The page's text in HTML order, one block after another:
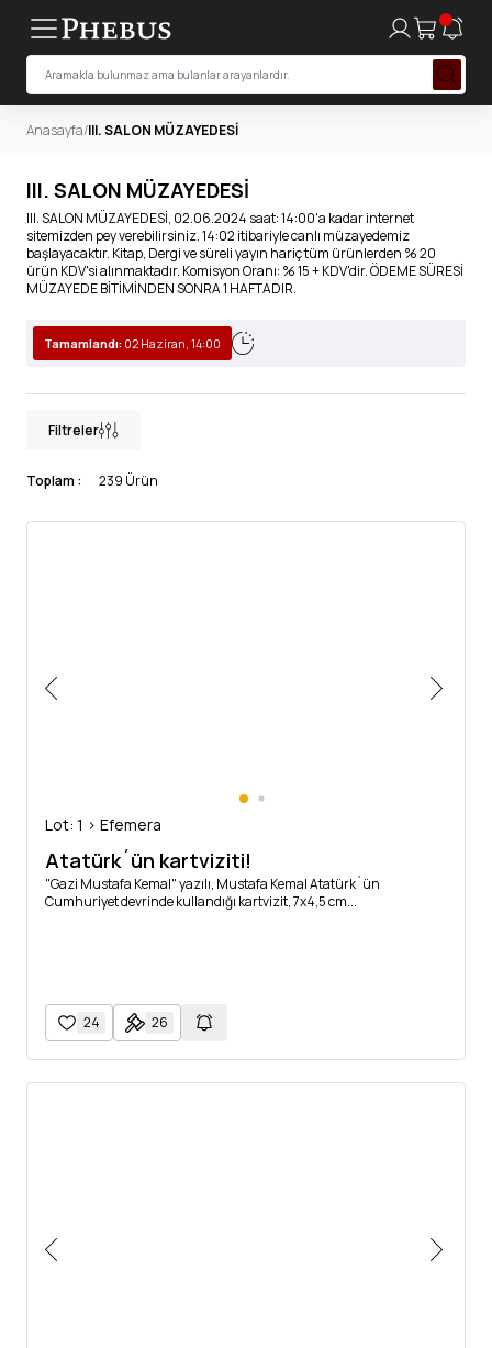
Anasayfa/III. SALON MÜZAYEDESİ
III. SALON MÜZAYEDESİ
III. SALON MÜZAYEDESİ, 02.06.2024 saat: 14:00'a kadar internet
sitemizden pey verebilirsiniz. 14:02 itibariyle canlı müzayedemiz
başlayacaktır. Kitap, Dergi ve süreli yayın hariç tüm ürünlerden % 20
ürün KDV'si alınmaktadır. Komisyon Oranı: % 15 + KDV'dir. ÖDEME SÜRESİ
MÜZAYEDE BİTİMİNDEN SONRA 1 HAFTADIR.
Tamamlandı: 02 Haziran, 14:00
Filtreler
Toplam : 239 Ürün
Lot: 1 > Efemera
Atatürk´ün kartviziti!
"Gazi Mustafa Kemal" yazılı, Mustafa Kemal Atatürk´ün
Cumhuriyet devrinde kullandığı kartvizit, 7x4,5 cm...
24 26